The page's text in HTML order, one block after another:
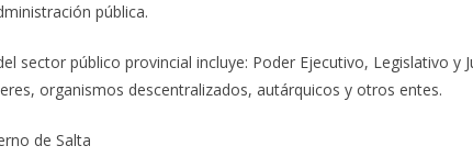
pública.
sector público provincial incluye: Poder Ejecutivo, Legislativo y
organismos descentralizados, autárquicos y otros entes.
de Salta